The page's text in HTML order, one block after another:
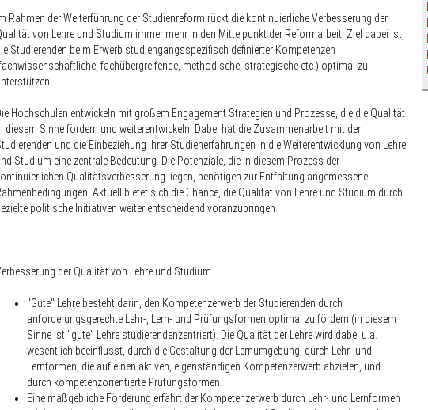
Rahmen der Weiterführung der Studienreform rückt die kontinuierliche Verbesserung der
von Lehre und Studium immer mehr in den Mittelpunkt der Reformarbeit. Ziel dabei ist,
Studierenden beim Erwerb studiengangsspezifisch definierter Kompetenzen
fachübergreifende, methodische, strategische etc.) optimal zu
Hochschulen entwickeln mit großem Engagement Strategien und Prozesse, die die Qualität
diesem Sinne fördern und weiterentwickeln. Dabei hat die Zusammenarbeit mit den
und die Einbeziehung ihrer Studienerfahrungen in die Weiterentwicklung von Lehre
Studium eine zentrale Bedeutung. Die Potenziale, die in diesem Prozess der
Qualitätsverbesserung liegen, benötigen zur Entfaltung angemessene
Aktuell bietet sich die Chance, die Qualität von Lehre und Studium durch
politische Initiativen weiter entscheidend voranzubringen.
der Qualität von Lehre und Studium
"Gute" Lehre besteht darin, den Kompetenzerwerb der Studierenden durch
anforderungsgerechte Lehr-, Lern- und Prüfungsformen optimal zu fördern (in diesem
Sinne ist "gute" Lehre studierendenzentriert). Die Qualität der Lehre wird dabei u.a.
wesentlich beeinflusst, durch die Gestaltung der Lernumgebung , durch Lehr- und
Lernformen , die auf einen aktiven, eigenständigen Kompetenzerwerb abzielen, und
durch kompetenzorientierte Prüfungsformen
Eine maßgebliche Förderung erfährt der Kompetenzerwerb durch Lehr- und Lernformen